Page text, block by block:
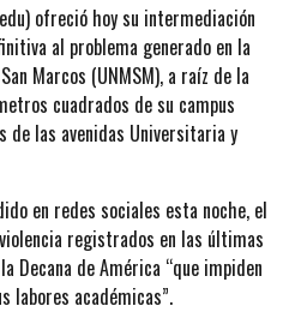
ofreció hoy su intermediación
al problema generado en la
Marcos (UNMSM), a raíz de la
cuadrados de su campus
de las avenidas Universitaria y
en redes sociales esta noche, el
registrados en las últimas
Decana de América “que impiden
labores académicas”.